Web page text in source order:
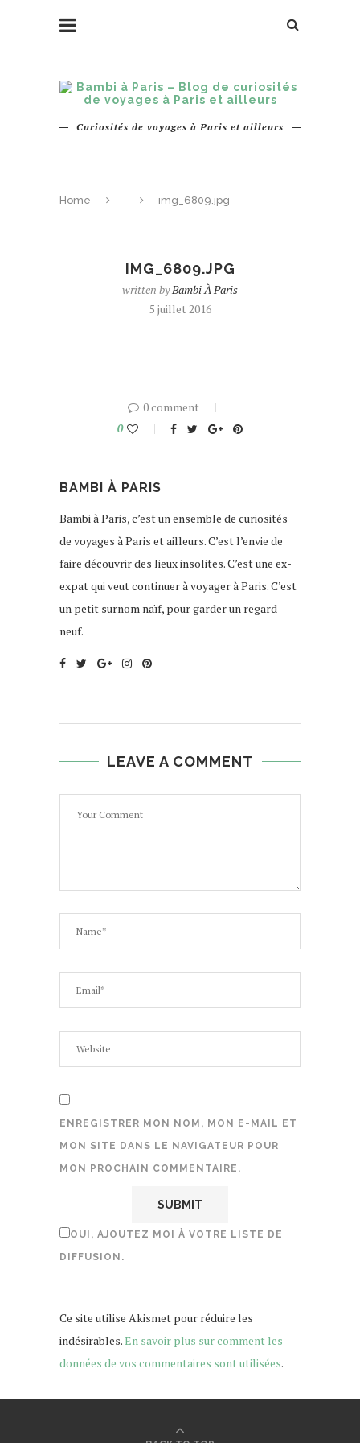
Curiosités de voyages à Paris et ailleurs
Home img_6809.jpg
IMG_6809.JPG
written byBambi À Paris
5 juillet 2016
0 comment
0
BAMBI À PARIS
Bambi à Paris, c’est un ensemble de curiosités
de voyages à Paris et ailleurs. C’est l’envie de
faire découvrir des lieux insolites. C’est une ex-
expat qui veut continuer à voyager à Paris. C’est
un petit surnom naïf, pour garder un regard
neuf.
LEAVE A COMMENT
ENREGISTRER MON NOM, MON E-MAIL ET
MON SITE DANS LE NAVIGATEUR POUR
MON PROCHAIN COMMENTAIRE.
OUI, AJOUTEZ MOI À VOTRE LISTE DE
DIFFUSION.
Ce site utilise Akismet pour réduire les
indésirables.En savoir plus sur comment les
données de vos commentaires sont utilisées.